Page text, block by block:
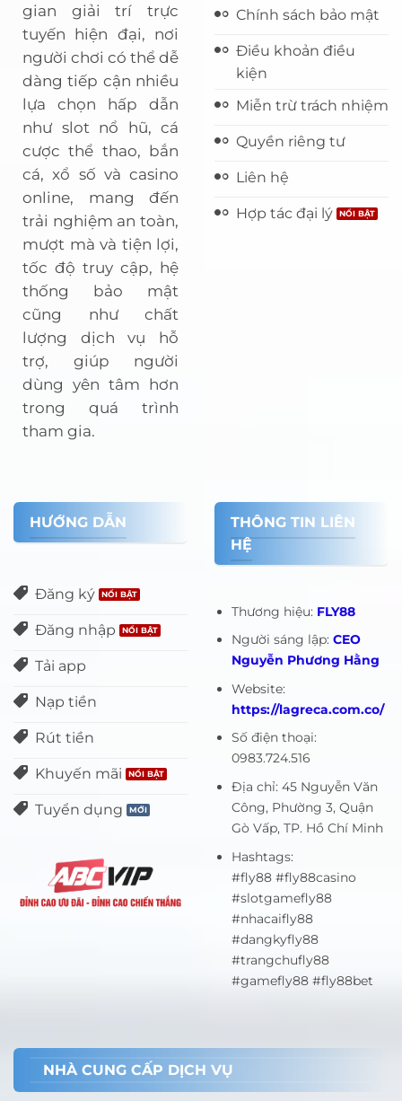
gian giải trí trực
tuyến hiện đại, nơi
người chơi có thể dễ
dàng tiếp cận nhiều
lựa chọn hấp dẫn
như slot nổ hũ, cá
cược thể thao, bắn
cá, xổ số và casino
online, mang đến
trải nghiệm an toàn,
mượt mà và tiện lợi,
tốc độ truy cập, hệ
thống bảo mật
cũng như chất
lượng dịch vụ hỗ
trợ, giúp người
dùng yên tâm hơn
trong quá trình
tham gia.
Chính sách bảo mật
Điều khoản điều
kiện
Miễn trừ trách nhiệm
Quyền riêng tư
Liên hệ
Hợp tác đại lý
HƯỚNG DẪN
Đăng ký
Đăng nhập
Tải app
Nạp tiền
Rút tiền
Khuyến mãi
Tuyển dụng
THÔNG TIN LIÊN
HỆ
Thương hiệu: FLY88
Người sáng lập: CEO
Nguyễn Phương Hằng
Website:
https://lagreca.com.co/
Số điện thoại:
0983.724.516
Địa chỉ: 45 Nguyễn Văn
Công, Phường 3, Quận
Gò Vấp, TP. Hồ Chí Minh
Hashtags:
#fly88 #fly88casino
#slotgamefly88
#nhacaifly88
#dangkyfly88
#trangchufly88
#gamefly88 #fly88bet
NHÀ CUNG CẤP DỊCH VỤ